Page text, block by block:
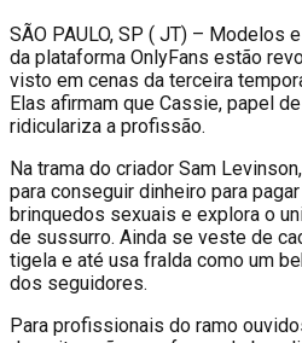
SÃO PAULO, SP ( JT) – Modelos
da plataforma OnlyFans estão
visto em cenas da terceira
Elas afirmam que Cassie, papel
ridiculariza a profissão.
Na trama do criador Sam
para conseguir dinheiro para
brinquedos sexuais e explora o
de sussurro. Ainda se veste de
tigela e até usa fralda como um
dos seguidores.
Para profissionais do ramo